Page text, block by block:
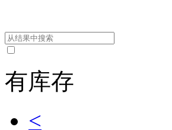
有库存
<